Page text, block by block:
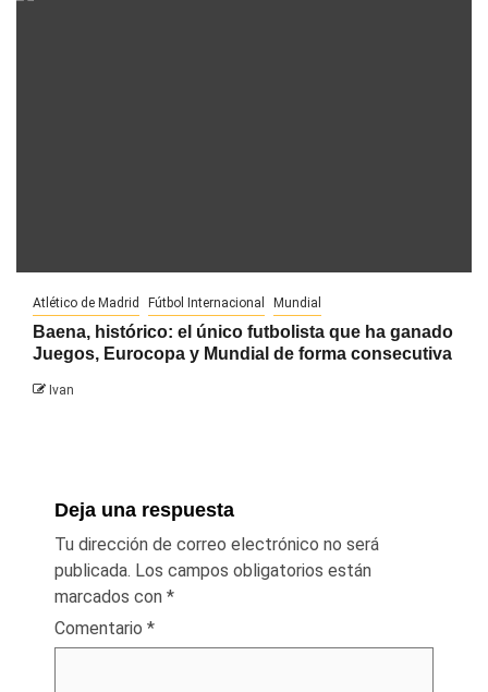
Atlético de Madrid Fútbol Internacional Mundial
Baena, histórico: el único futbolista que ha ganado
Juegos, Eurocopa y Mundial de forma consecutiva
Ivan
Deja una respuesta
Tu dirección de correo electrónico no será
publicada. Los campos obligatorios están
marcados con *
Comentario *